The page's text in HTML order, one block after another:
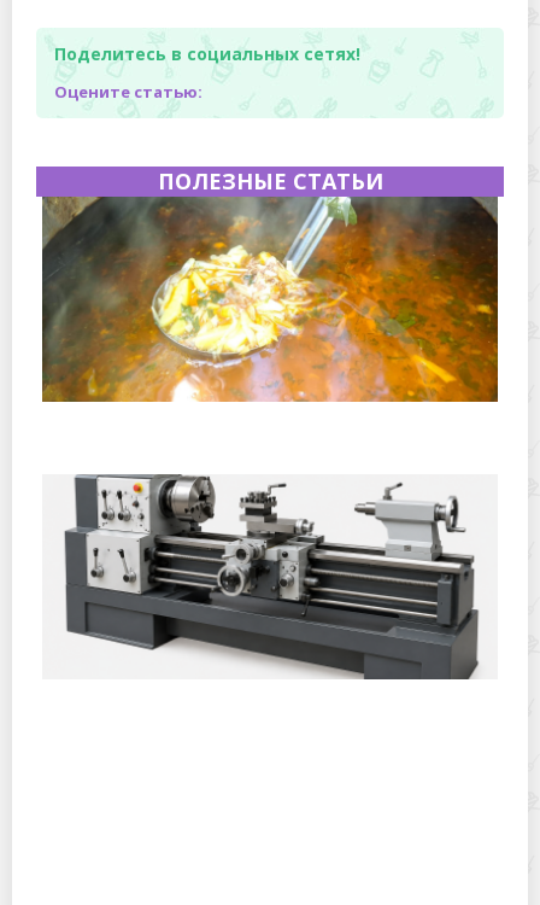
Поделитесь в социальных сетях!
Оцените статью:
ПОЛЕЗНЫЕ СТАТЬИ